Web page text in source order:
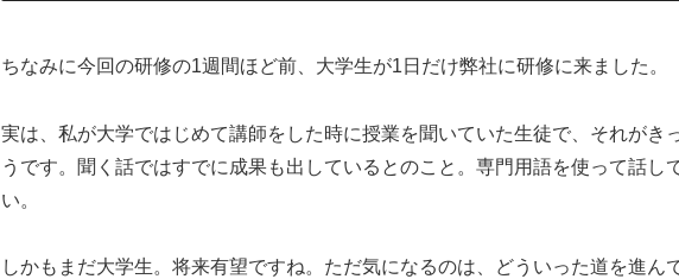
ちなみに今回の研修の1週間ほど前、大学生が1日だけ弊社に研修に来ました。
実は、私が大学ではじめて講師をした時に授業を聞いていた生徒で、それがき
うです。聞く話ではすでに成果も出しているとのこと。専門用語を使って話し
い。
しかもまだ大学生。将来有望ですね。ただ気になるのは、どういった道を進ん